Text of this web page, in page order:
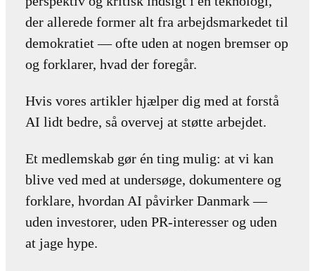
der allerede former alt fra arbejdsmarkedet til
demokratiet — ofte uden at nogen bremser op
og forklarer, hvad der foregår.
Hvis vores artikler hjælper dig med at forstå
AI lidt bedre, så overvej at støtte arbejdet.
Et medlemskab gør én ting mulig: at vi kan
blive ved med at undersøge, dokumentere og
forklare, hvordan AI påvirker Danmark —
uden investorer, uden PR-interesser og uden
at jage hype.